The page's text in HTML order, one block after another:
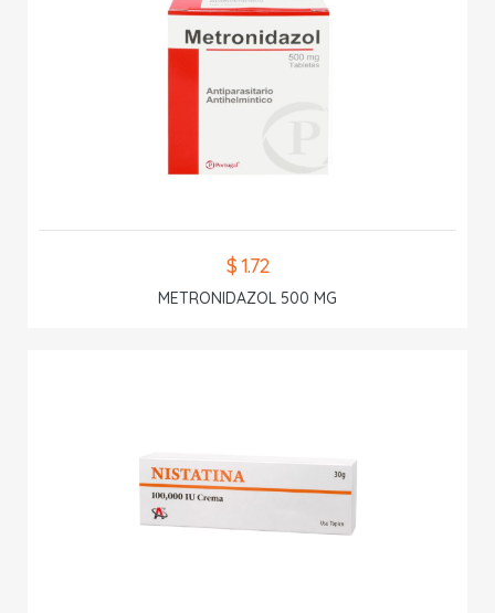
$ 1.72
METRONIDAZOL 500 MG